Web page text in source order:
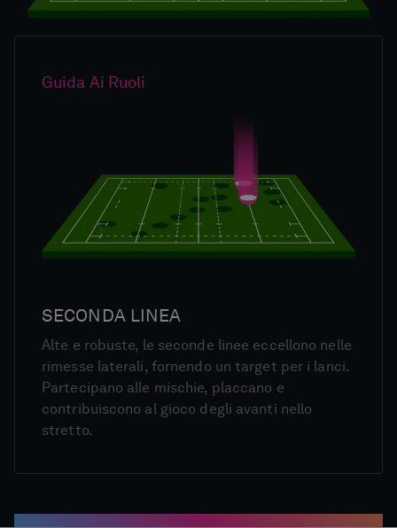
Guida Ai Ruoli
SECONDA LINEA
Alte e robuste, le seconde linee eccellono nelle
rimesse laterali, fornendo un target per i lanci.
Partecipano alle mischie, placcano e
contribuiscono al gioco degli avanti nello
stretto.